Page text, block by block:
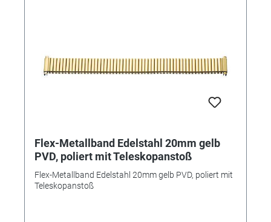
Flex-Metallband Edelstahl 20mm gelb
PVD, poliert mit Teleskopanstoß
Flex-Metallband Edelstahl 20mm gelb PVD, poliert mit
Teleskopanstoß